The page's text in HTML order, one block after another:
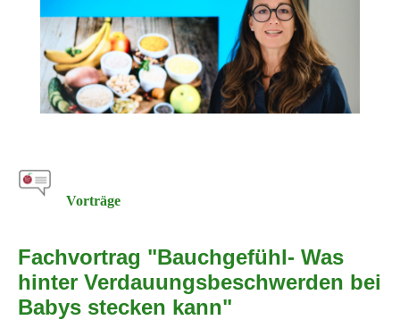
Vorträge
Fachvortrag "Bauchgefühl- Was
hinter Verdauungsbeschwerden bei
Babys stecken kann"